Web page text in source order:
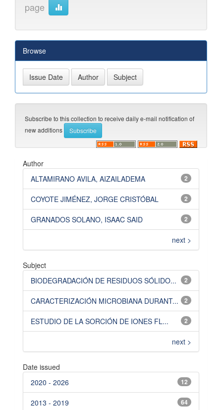
page
Browse
Subscribe to this collection to receive daily e-mail notification of
new additions
Author
2
ALTAMIRANO AVILA, AIZAILADEMA
2
COYOTE JIMÉNEZ, JORGE CRISTÓBAL
2
GRANADOS SOLANO, ISAAC SAID
next >
Subject
2
BIODEGRADACIÓN DE RESIDUOS SÓLIDO...
2
CARACTERIZACIÓN MICROBIANA DURANT...
2
ESTUDIO DE LA SORCIÓN DE IONES FL...
next >
Date issued
12
2020 - 2026
64
2013 - 2019